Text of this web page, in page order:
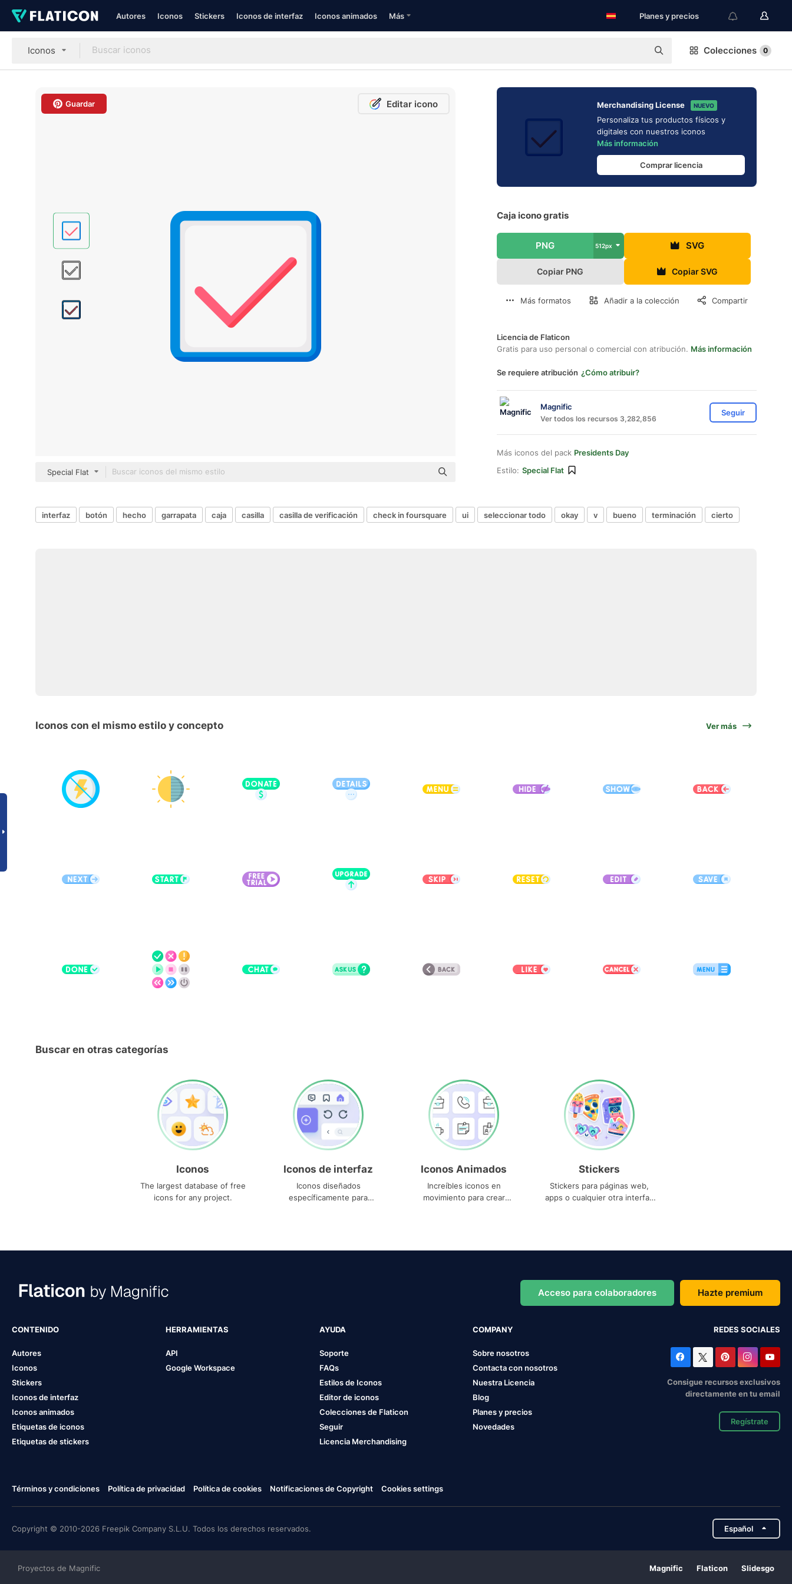
Autores Iconos Stickers Iconos de interfaz Iconos animados Más Planes y precios
Iconos Colecciones 0
Guardar Editar icono
Special Flat
Merchandising License NUEVO
Personaliza tus productos físicos y
digitales con nuestros iconos
Más información
Comprar licencia
Caja icono gratis
PNG 512px SVG
Copiar PNG Copiar SVG
Más formatos Añadir a la colección Compartir
Licencia de Flaticon
Gratis para uso personal o comercial con atribución. Más información
Se requiere atribución ¿Cómo atribuir?
Magnific
Ver todos los recursos 3,282,856
Seguir
Más iconos del pack Presidents Day
Estilo: Special Flat
interfaz botón hecho garrapata caja casilla casilla de verificación check in foursquare ui seleccionar todo okay v bueno terminación cierto
Iconos con el mismo estilo y concepto Ver más
Buscar en otras categorías
Iconos
The largest database of free
icons for any project.
Iconos de interfaz
Iconos diseñados
específicamente para
Iconos Animados
Increíbles iconos en
movimiento para crear
Stickers
Stickers para páginas web,
apps o cualquier otra interfaz
Acceso para colaboradores Hazte premium
CONTENIDO
Autores
Iconos
Stickers
Iconos de interfaz
Iconos animados
Etiquetas de iconos
Etiquetas de stickers
HERRAMIENTAS
API
Google Workspace
AYUDA
Soporte
FAQs
Estilos de Iconos
Editor de iconos
Colecciones de Flaticon
Seguir
Licencia Merchandising
COMPANY
Sobre nosotros
Contacta con nosotros
Nuestra Licencia
Blog
Planes y precios
Novedades
REDES SOCIALES
Consigue recursos exclusivos
directamente en tu email
Regístrate
Términos y condiciones Política de privacidad Política de cookies Notificaciones de Copyright Cookies settings
Copyright © 2010-2026 Freepik Company S.L.U. Todos los derechos reservados. Español
Proyectos de Magnific Magnific Flaticon Slidesgo